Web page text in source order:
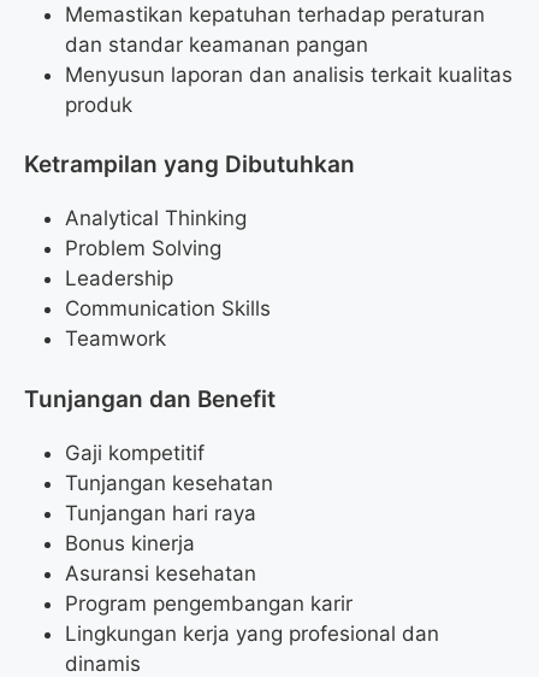
Memastikan kepatuhan terhadap peraturan
dan standar keamanan pangan
Menyusun laporan dan analisis terkait kualitas
produk
Ketrampilan yang Dibutuhkan
Analytical Thinking
Problem Solving
Leadership
Communication Skills
Teamwork
Tunjangan dan Benefit
Gaji kompetitif
Tunjangan kesehatan
Tunjangan hari raya
Bonus kinerja
Asuransi kesehatan
Program pengembangan karir
Lingkungan kerja yang profesional dan
dinamis